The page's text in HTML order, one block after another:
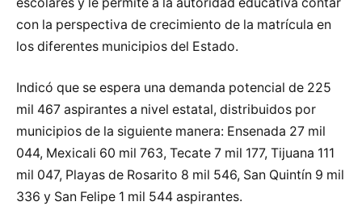
con la perspectiva de crecimiento de la matrícula en
los diferentes municipios del Estado.
Indicó que se espera una demanda potencial de 225
mil 467 aspirantes a nivel estatal, distribuidos por
municipios de la siguiente manera: Ensenada 27 mil
044, Mexicali 60 mil 763, Tecate 7 mil 177, Tijuana 111
mil 047, Playas de Rosarito 8 mil 546, San Quintín 9 mil
336 y San Felipe 1 mil 544 aspirantes.